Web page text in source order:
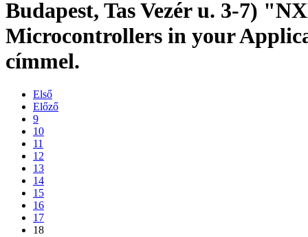
Budapest, Tas Vezér u. 3-7)
Microcontrollers in your
címmel.
Első
Előző
9
10
11
12
13
14
15
16
17
18